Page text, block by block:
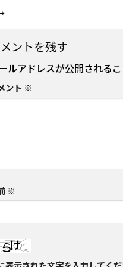
ントを残す
ルアドレスが公開されるこ
ント ※
※